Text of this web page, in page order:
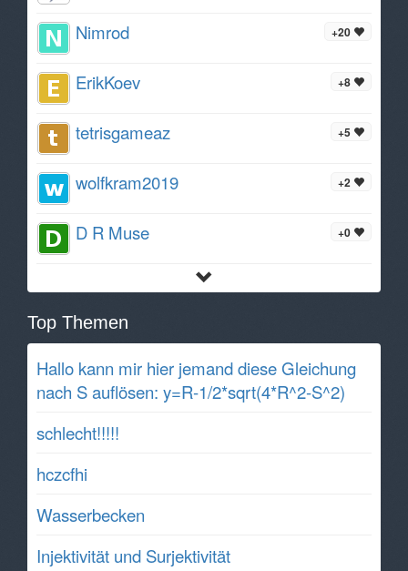
+20
Nimrod
+8
ErikKoev
+5
tetrisgameaz
+2
wolfkram2019
+0
D R Muse
Top Themen
Hallo kann mir hier jemand diese Gleichung
nach S auflösen: y=R-1/2*sqrt(4*R^2-S^2)
schlecht!!!!!
hczcfhi
Wasserbecken
Injektivität und Surjektivität